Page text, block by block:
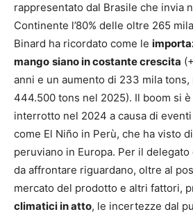
rappresentato dal Brasile che invia
Continente l’80% delle oltre 265
Binard ha ricordato come le
mango siano in costante crescita
anni e un aumento di 233 mila
444.500 tons nel 2025). Il boom si
interrotto nel 2024 a causa di
come El Niño in Perù, che ha visto
peruviano in Europa. Per il
da affrontare riguardano, oltre al
mercato del prodotto e altri fattori,
climatici in atto, le incertezze dal